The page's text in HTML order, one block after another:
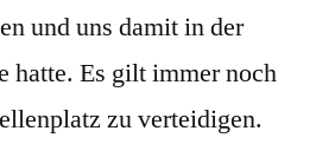
und uns damit in der
hatte. Es gilt immer noch
zu verteidigen.